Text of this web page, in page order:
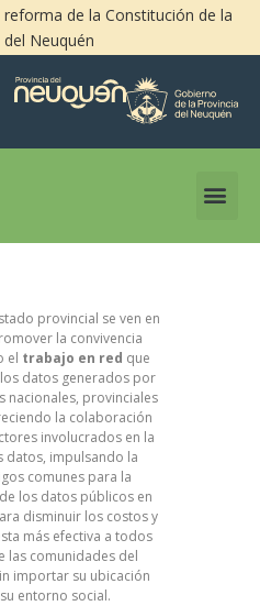
reforma de la Constitución de la
del Neuquén
provincial se ven en
la convivencia
el trabajo en red que
datos generados por
nacionales, provinciales
la colaboración
involucrados en la
datos, impulsando la
comunes para la
los datos públicos en
disminuir los costos y
más efectiva a todos
las comunidades del
importar su ubicación
entorno social.